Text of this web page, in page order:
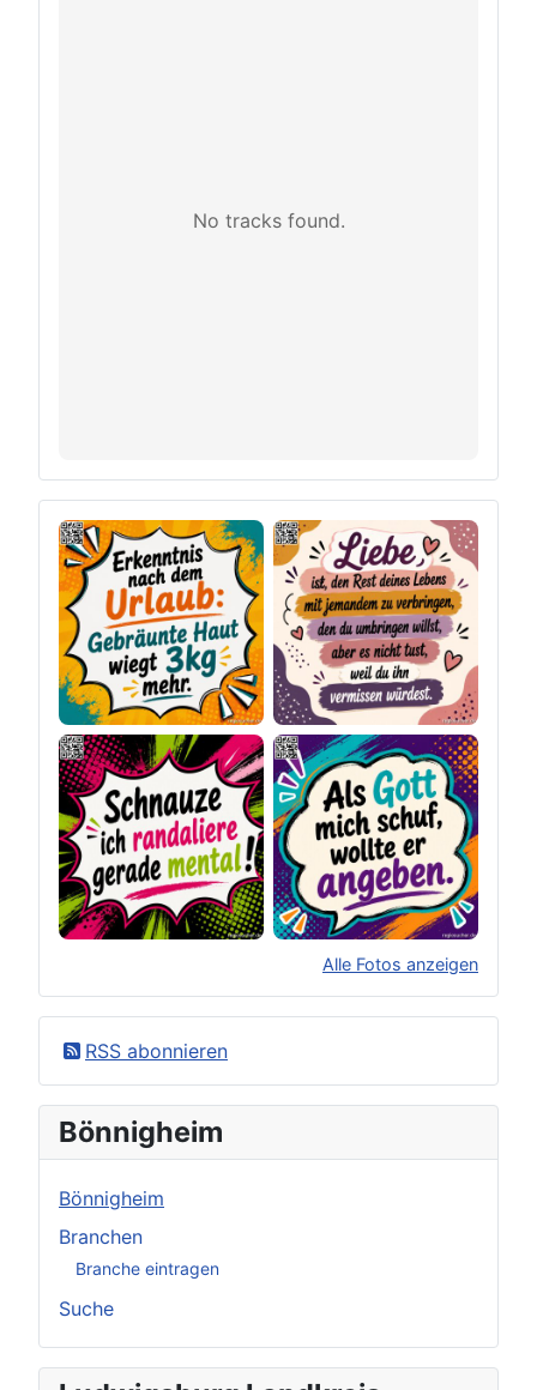
No tracks found.
Alle Fotos anzeigen
RSS abonnieren
Bönnigheim
Bönnigheim
Branchen
Branche eintragen
Suche